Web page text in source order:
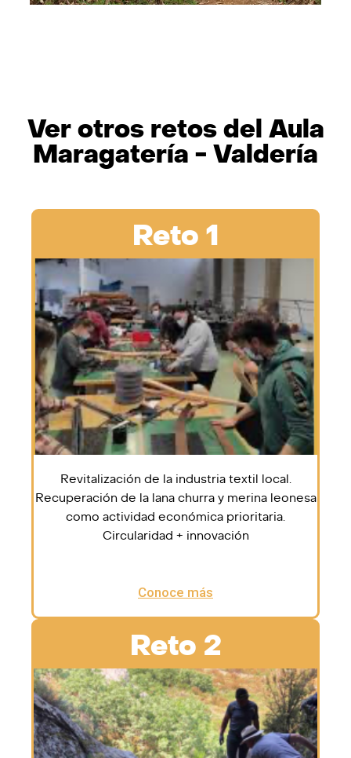
Ver otros retos del Aula
Maragatería - Valdería
Reto 1
Revitalización de la industria textil local.
Recuperación de la lana churra y merina leonesa
como actividad económica prioritaria.
Circularidad + innovación
Conoce más
Reto 2